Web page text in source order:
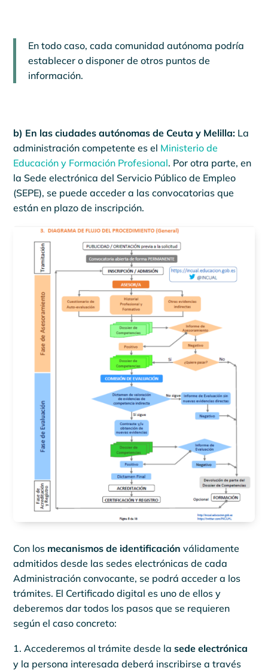
En todo caso, cada comunidad autónoma podría
establecer o disponer de otros puntos de
información.
b) En las ciudades autónomas de Ceuta y Melilla: La
administración competente es el Ministerio de
Educación y Formación Profesional. Por otra parte, en
la Sede electrónica del Servicio Público de Empleo
(SEPE), se puede acceder a las convocatorias que
están en plazo de inscripción.
Con los mecanismos de identificación válidamente
admitidos desde las sedes electrónicas de cada
Administración convocante, se podrá acceder a los
trámites. El Certificado digital es uno de ellos y
deberemos dar todos los pasos que se requieren
según el caso concreto:
Accederemos al trámite desde lasede electrónica
y la persona interesada deberá inscribirse a través